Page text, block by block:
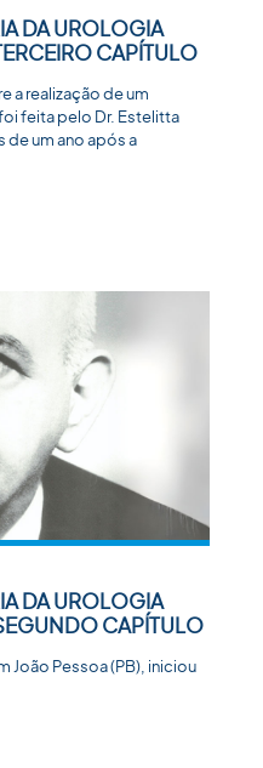
DA UROLOGIA
CAPÍTULO
a realização de um
feita pelo Dr. Estelitta
de um ano após a
DA UROLOGIA
CAPÍTULO
João Pessoa (PB), iniciou